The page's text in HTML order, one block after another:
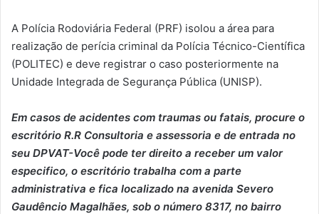
A Polícia Rodoviária Federal (PRF) isolou a área para
realização de perícia criminal da Polícia Técnico-Científica
(POLITEC) e deve registrar o caso posteriormente na
Unidade Integrada de Segurança Pública (UNISP).
Em casos de acidentes com traumas ou fatais, procure o
escritório R.R Consultoria e assessoria e de entrada no
seu DPVAT-Você pode ter direito a receber um valor
especifico, o escritório trabalha com a parte
administrativa e fica localizado na avenida Severo
Gaudêncio Magalhães, sob o número 8317, no bairro